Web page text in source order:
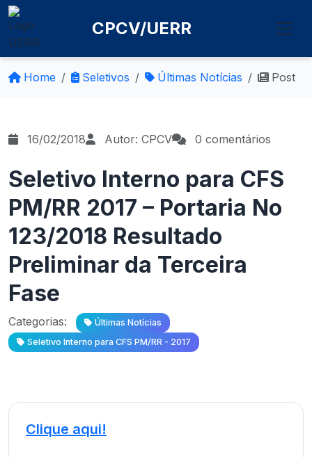
CPCV/UERR
Home Seletivos Últimas Notícias Post
16/02/2018 Autor: CPCV 0 comentários
Seletivo Interno para CFS
PM/RR 2017 – Portaria No
123/2018 Resultado
Preliminar da Terceira
Fase
Categorias:
Últimas Notícias
Seletivo Interno para CFS PM/RR - 2017
Clique aqui!